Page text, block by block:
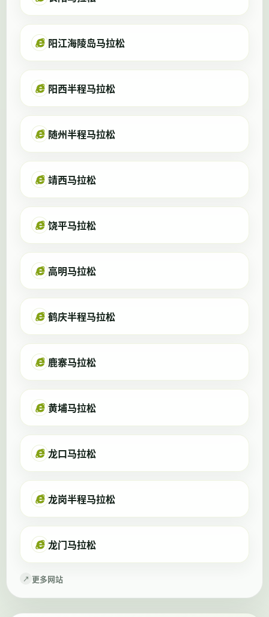
阳江海陵岛马拉松
阳西半程马拉松
随州半程马拉松
靖西马拉松
饶平马拉松
高明马拉松
鹤庆半程马拉松
鹿寨马拉松
黄埔马拉松
龙口马拉松
龙岗半程马拉松
龙门马拉松
↗ 更多网站